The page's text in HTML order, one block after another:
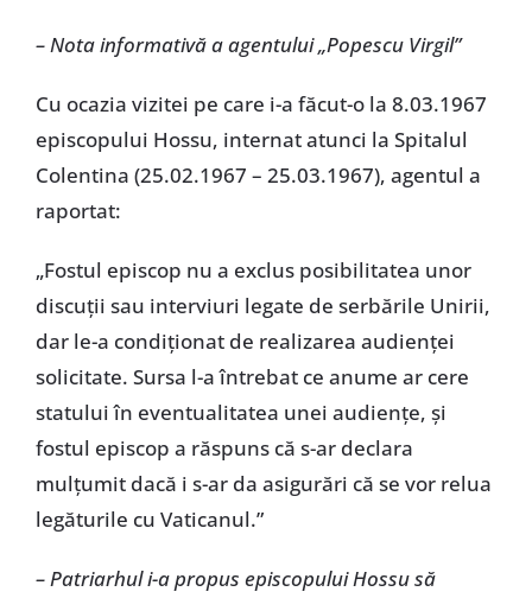
– Nota informativă a agentului „Popescu Virgil”
Cu ocazia vizitei pe care i-a făcut-o la 8.03.1967
episcopului Hossu, internat atunci la Spitalul
Colentina (25.02.1967 – 25.03.1967), agentul a
raportat:
„Fostul episcop nu a exclus posibilitatea unor
discuții sau interviuri legate de serbările Unirii,
dar le-a condiționat de realizarea audienței
solicitate. Sursa l-a întrebat ce anume ar cere
statului în eventualitatea unei audiențe, și
fostul episcop a răspuns că s-ar declara
mulțumit dacă i s-ar da asigurări că se vor relua
legăturile cu Vaticanul.”
– Patriarhul i-a propus episcopului Hossu să